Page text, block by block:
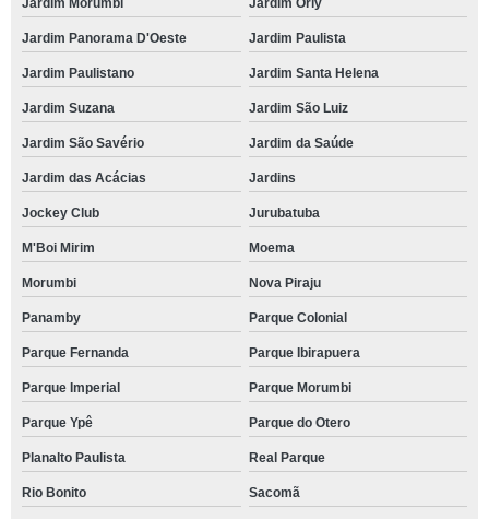
Jardim Morumbi Jardim Orly
Jardim Panorama D'Oeste Jardim Paulista
Jardim Paulistano Jardim Santa Helena
Jardim Suzana Jardim São Luiz
Jardim São Savério Jardim da Saúde
Jardim das Acácias Jardins
Jockey Club Jurubatuba
M'Boi Mirim Moema
Morumbi Nova Piraju
Panamby Parque Colonial
Parque Fernanda Parque Ibirapuera
Parque Imperial Parque Morumbi
Parque Ypê Parque do Otero
Planalto Paulista Real Parque
Rio Bonito Sacomã